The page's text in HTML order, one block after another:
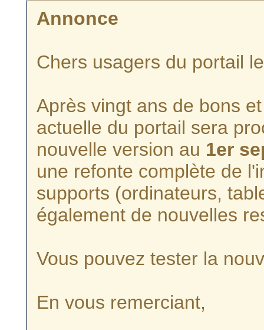
Annonce
Chers usagers du portail
Après vingt ans de bons
actuelle du portail sera
nouvelle version au 1er
une refonte complète de
supports (ordinateurs,
également de nouvelles
Vous pouvez tester la
En vous remerciant,